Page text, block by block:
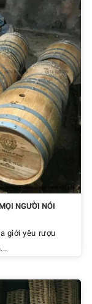
NGƯỜI NÓI
giới yêu rượu